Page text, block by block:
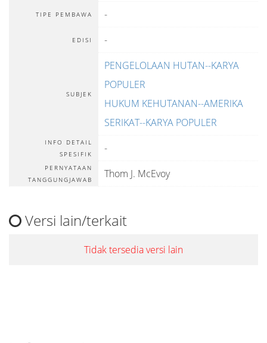
TIPE PEMBAWA -
EDISI -
SUBJEK
PENGELOLAAN HUTAN--KARYA
POPULER
HUKUM KEHUTANAN--AMERIKA
SERIKAT--KARYA POPULER
INFO DETAIL
SPESIFIK
-
PERNYATAAN
TANGGUNGJAWAB
Thom J. McEvoy
Versi lain/terkait
Tidak tersedia versi lain